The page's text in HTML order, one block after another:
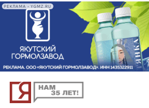
РЕКЛАМА • YGMZ.RU